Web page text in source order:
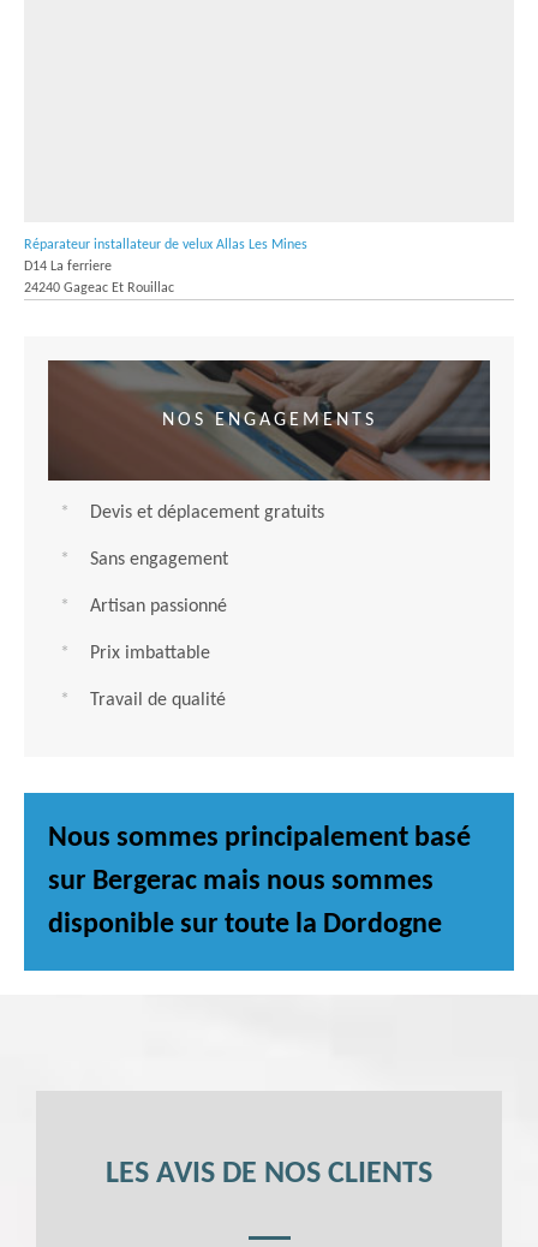
Réparateur installateur de velux Allas Les Mines
D14 La ferriere
24240 Gageac Et Rouillac
NOS ENGAGEMENTS
Devis et déplacement gratuits
Sans engagement
Artisan passionné
Prix imbattable
Travail de qualité
Nous sommes principalement basé
sur Bergerac mais nous sommes
disponible sur toute la Dordogne
LES AVIS DE NOS CLIENTS